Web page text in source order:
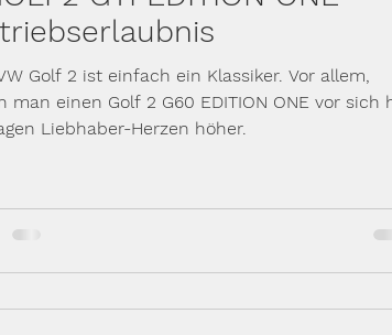
Golf 2 ist einfach ein Klassiker. Vor allem,
man einen Golf 2 G60 EDITION ONE vor sich
Liebhaber-Herzen höher.